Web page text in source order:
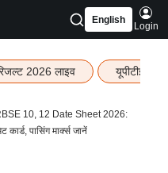
English
Login
2026 लाइव यूपीटीईटी
10, 12 Date Sheet 2026:
कार्ड, पासिंग मार्क्स जानें